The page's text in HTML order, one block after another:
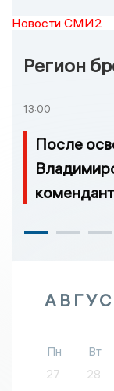
Новости СМИ2
Регион
13:00
После
Пн Вт
27
28